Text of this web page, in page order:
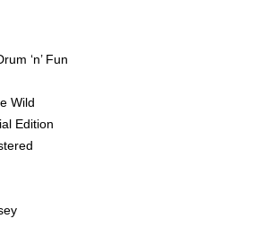
‘n’ Fun
Wild
Edition